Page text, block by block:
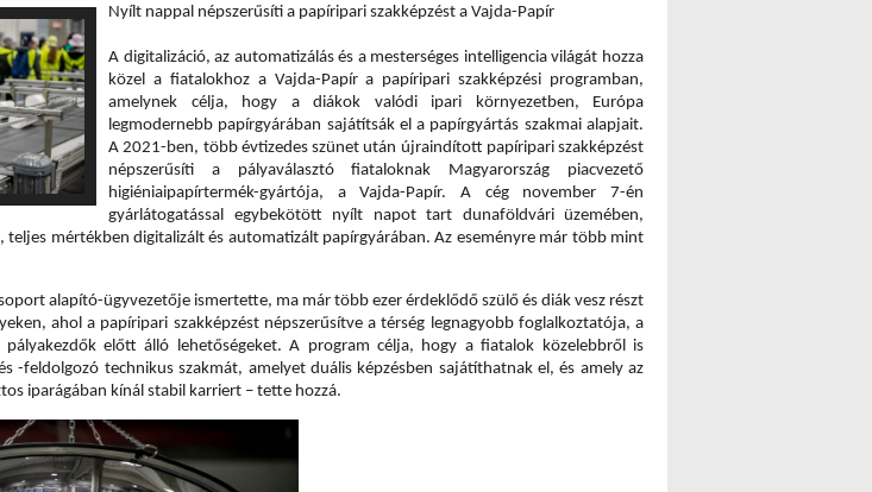
Nyílt nappal népszerűsíti a papíripari szakképzést a Vajda-Papír
A digitalizáció, az automatizálás és a mesterséges intelligencia világát hozza
közel a fiatalokhoz a Vajda-Papír a papíripari szakképzési programban,
amelynek célja, hogy a diákok valódi ipari környezetben, Európa
legmodernebb papírgyárában sajátítsák el a papírgyártás szakmai alapjait.
A 2021-ben, több évtizedes szünet után újraindított papíripari szakképzést
népszerűsíti a pályaválasztó fiataloknak Magyarország piacvezető
higiéniaipapírtermék-gyártója, a Vajda-Papír. A cég november 7-én
gyárlátogatással egybekötött nyílt napot tart dunaföldvári üzemében,
teljes mértékben digitalizált és automatizált papírgyárában. Az eseményre már több mint
alapító-ügyvezetője ismertette, ma már több ezer érdeklődő szülő és diák vesz részt
ahol a papíripari szakképzést népszerűsítve a térség legnagyobb foglalkoztatója, a
előtt álló lehetőségeket. A program célja, hogy a fiatalok közelebbről is
-feldolgozó technikus szakmát, amelyet duális képzésben sajátíthatnak el, és amely az
iparágában kínál stabil karriert – tette hozzá.